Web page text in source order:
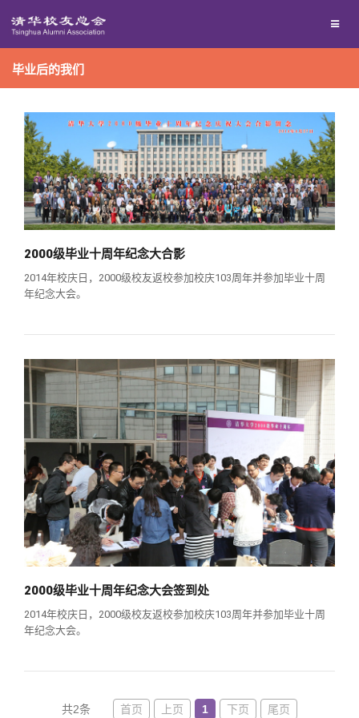
回馈母校
捐赠项目
捐赠新闻
义工计划
媒体平台
《清华校友通讯》
新媒体平台
百年清华
青春风采
校友文苑
校友讲坛
校友视界
信息化服务
三创大赛
实用信息
总会简介
会长致辞
总会章程
理事会名单
联系我们
关闭
毕业后的我们
2000级毕业十周年纪念大合影
2014年校庆日，2000级校友返校参加校庆103周年并参加毕业十周
年纪念大会。
2000级毕业十周年纪念大会签到处
2014年校庆日，2000级校友返校参加校庆103周年并参加毕业十周
年纪念大会。
共2条 首页 上页 1 下页 尾页